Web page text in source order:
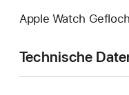
Apple Watch
Technische